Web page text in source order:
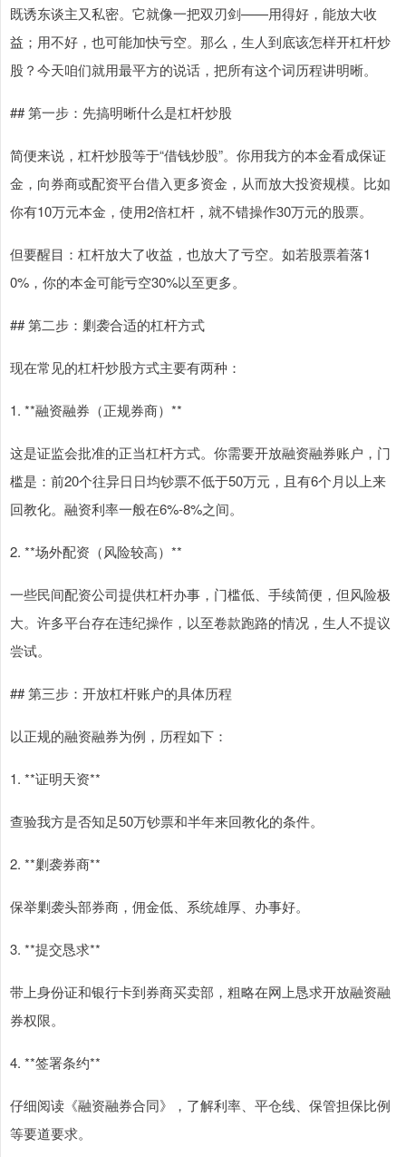
既诱东谈主又私密。它就像一把双刃剑——用得好，能放大收
益；用不好，也可能加快亏空。那么，生人到底该怎样开杠杆炒
股？今天咱们就用最平方的说话，把所有这个词历程讲明晰。
## 第一步：先搞明晰什么是杠杆炒股
简便来说，杠杆炒股等于“借钱炒股”。你用我方的本金看成保证
金，向券商或配资平台借入更多资金，从而放大投资规模。比如
你有10万元本金，使用2倍杠杆，就不错操作30万元的股票。
但要醒目：杠杆放大了收益，也放大了亏空。如若股票着落1
0%，你的本金可能亏空30%以至更多。
## 第二步：剿袭合适的杠杆方式
现在常见的杠杆炒股方式主要有两种：
1. **融资融券（正规券商）**
这是证监会批准的正当杠杆方式。你需要开放融资融券账户，门
槛是：前20个往异日日均钞票不低于50万元，且有6个月以上来
回教化。融资利率一般在6%-8%之间。
2. **场外配资（风险较高）**
一些民间配资公司提供杠杆办事，门槛低、手续简便，但风险极
大。许多平台存在违纪操作，以至卷款跑路的情况，生人不提议
尝试。
## 第三步：开放杠杆账户的具体历程
以正规的融资融券为例，历程如下：
1. **证明天资**
查验我方是否知足50万钞票和半年来回教化的条件。
2. **剿袭券商**
保举剿袭头部券商，佣金低、系统雄厚、办事好。
3. **提交恳求**
带上身份证和银行卡到券商买卖部，粗略在网上恳求开放融资融
券权限。
4. **签署条约**
仔细阅读《融资融券合同》，了解利率、平仓线、保管担保比例
等要道要求。